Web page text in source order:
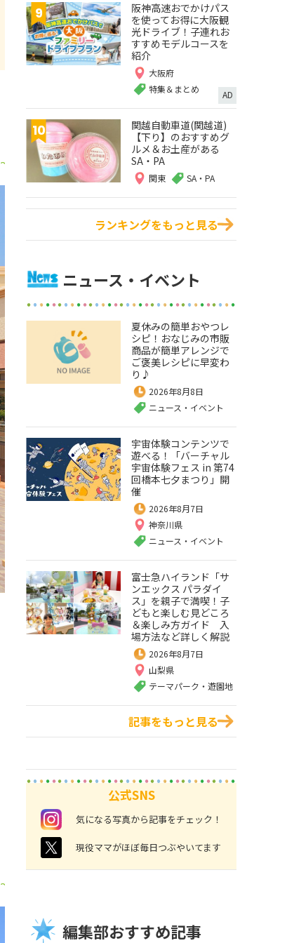
阪神高速おでかけパス
を使ってお得に大阪観
光ドライブ！子連れお
すすめモデルコースを
紹介
大阪府
特集＆まとめ
AD
関越自動車道(関越道)
【下り】のおすすめグ
ルメ＆お土産がある
SA・PA
関東 SA・PA
ランキングをもっと見る
ニュース・イベント
夏休みの簡単おやつレ
シピ！おなじみの市販
商品が簡単アレンジで
ご褒美レシピに早変わ
り♪
2026年8月8日
ニュース・イベント
宇宙体験コンテンツで
遊べる！「バーチャル
宇宙体験フェス in 第74
回橋本七夕まつり」開
催
2026年8月7日
神奈川県
ニュース・イベント
富士急ハイランド「サ
ンエックス パラダイ
ス」を親子で満喫！子
どもと楽しむ見どころ
＆楽しみ方ガイド 入
場方法など詳しく解説
2026年8月7日
山梨県
テーマパーク・遊園地
記事をもっと見る
公式SNS
instagram 気になる写真から記事をチェック！
twitter 現役ママがほぼ毎日つぶやいてます
編集部おすすめ記事